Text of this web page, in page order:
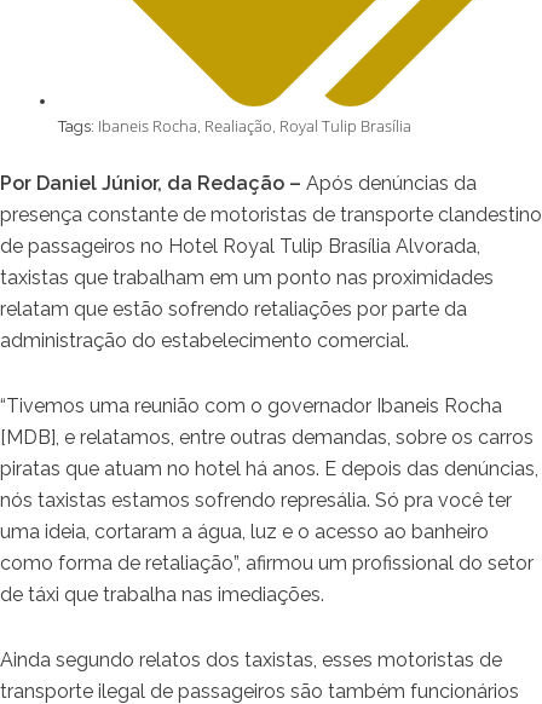
Tags: Ibaneis Rocha Realiação Royal Tulip Brasília
Por Daniel Júnior, da Redação – Após denúncias da
presença constante de motoristas de transporte clandestino
de passageiros no Hotel Royal Tulip Brasília Alvorada,
taxistas que trabalham em um ponto nas proximidades
relatam que estão sofrendo retaliações por parte da
administração do estabelecimento comercial.
“Tivemos uma reunião com o governador Ibaneis Rocha
[MDB], e relatamos, entre outras demandas, sobre os carros
piratas que atuam no hotel há anos. E depois das denúncias,
nós taxistas estamos sofrendo represália. Só pra você ter
uma ideia, cortaram a água, luz e o acesso ao banheiro
como forma de retaliação”, afirmou um profissional do setor
de táxi que trabalha nas imediações.
Ainda segundo relatos dos taxistas, esses motoristas de
transporte ilegal de passageiros são também funcionários